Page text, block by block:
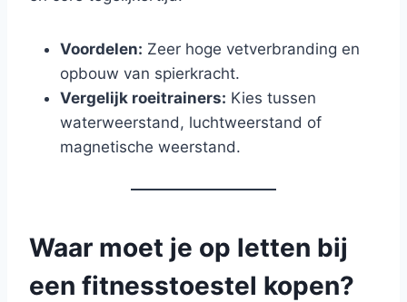
Voordelen: Zeer hoge vetverbranding en
opbouw van spierkracht.
Vergelijk roeitrainers: Kies tussen
waterweerstand, luchtweerstand of
magnetische weerstand.
Waar moet je op letten bij
een fitnesstoestel kopen?